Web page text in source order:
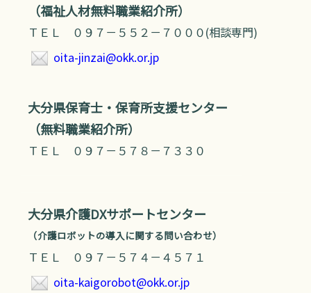
（福祉人材無料職業紹介所）
ＴＥＬ ０９７－５５２－７０００(相談専門)
oita-jinzai@okk.or.jp
大分県保育士・保育所支援センター
（無料職業紹介所）
ＴＥＬ ０９７－５７８－７３３０
大分県介護DXサポートセンター
（介護ロボットの導入に関する問い合わせ）
ＴＥＬ ０９７－５７４－４５７１
oita-kaigorobot@okk.or.jp